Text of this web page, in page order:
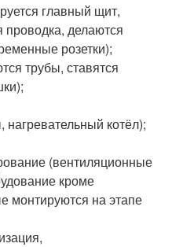
главный щит,
проводка, делаются
розетки);
трубы, ставятся
котёл);
(вентиляционные
кроме
монтируются на этапе